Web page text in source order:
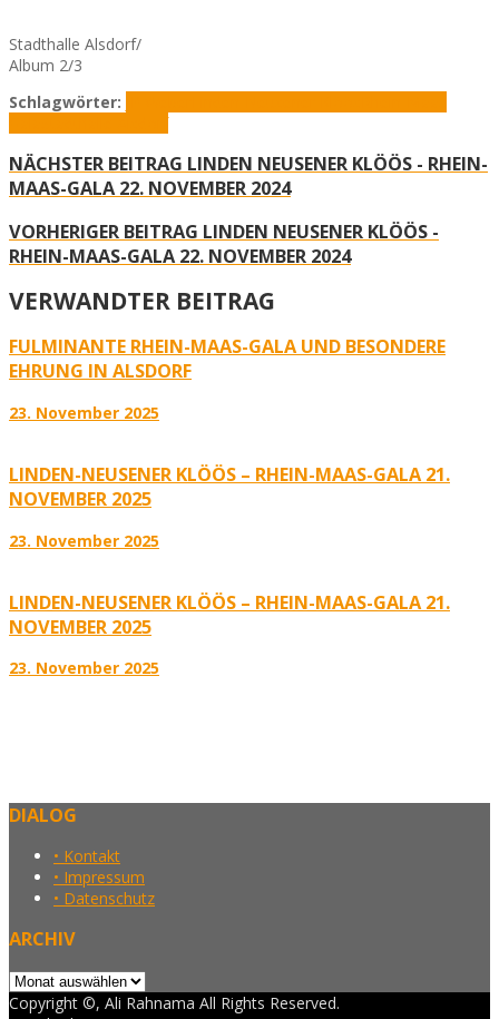
Stadthalle Alsdorf/
Album 2/3
Schlagwörter:
NÄCHSTER BEITRAG LINDEN NEUSENER KLÖÖS - RHEIN-
MAAS-GALA 22. NOVEMBER 2024
VORHERIGER BEITRAG LINDEN NEUSENER KLÖÖS -
RHEIN-MAAS-GALA 22. NOVEMBER 2024
VERWANDTER BEITRAG
FULMINANTE RHEIN-MAAS-GALA UND BESONDERE
EHRUNG IN ALSDORF
23. November 2025
LINDEN-NEUSENER KLÖÖS – RHEIN-MAAS-GALA 21.
NOVEMBER 2025
23. November 2025
LINDEN-NEUSENER KLÖÖS – RHEIN-MAAS-GALA 21.
NOVEMBER 2025
23. November 2025
DIALOG
• Kontakt
• Impressum
• Datenschutz
ARCHIV
Archiv
Copyright ©, Ali Rahnama All Rights Reserved.